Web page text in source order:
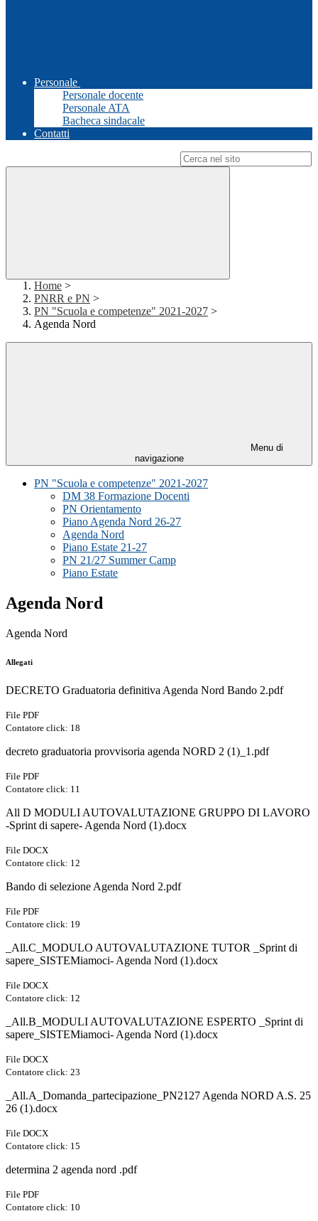
Personale
Personale docente
Personale ATA
Bacheca sindacale
Contatti
Home >
PNRR e PN >
PN "Scuola e competenze" 2021-2027 >
Agenda Nord
Menu di
navigazione
PN "Scuola e competenze" 2021-2027
DM 38 Formazione Docenti
PN Orientamento
Piano Agenda Nord 26-27
Agenda Nord
Piano Estate 21-27
PN 21/27 Summer Camp
Piano Estate
Agenda Nord
Agenda Nord
Allegati
DECRETO Graduatoria definitiva Agenda Nord Bando 2.pdf
File PDF
Contatore click: 18
decreto graduatoria provvisoria agenda NORD 2 (1)_1.pdf
File PDF
Contatore click: 11
All D MODULI AUTOVALUTAZIONE GRUPPO DI LAVORO
-Sprint di sapere- Agenda Nord (1).docx
File DOCX
Contatore click: 12
Bando di selezione Agenda Nord 2.pdf
File PDF
Contatore click: 19
_All.C_MODULO AUTOVALUTAZIONE TUTOR _Sprint di
sapere_SISTEMiamoci- Agenda Nord (1).docx
File DOCX
Contatore click: 12
_All.B_MODULI AUTOVALUTAZIONE ESPERTO _Sprint di
sapere_SISTEMiamoci- Agenda Nord (1).docx
File DOCX
Contatore click: 23
_All.A_Domanda_partecipazione_PN2127 Agenda NORD A.S. 25
26 (1).docx
File DOCX
Contatore click: 15
determina 2 agenda nord .pdf
File PDF
Contatore click: 10